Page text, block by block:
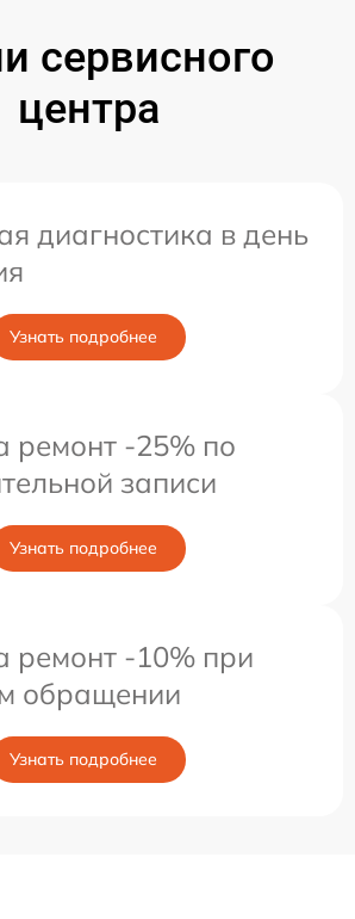
сервисного
центра
диагностика в день
Узнать подробнее
ремонт -25% по
записи
Узнать подробнее
ремонт -10% при
обращении
Узнать подробнее